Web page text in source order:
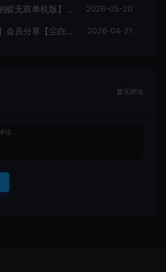
会员分享【天下无双蚂蚁无双单机版】最新整理单机版本 带GM命令后台 武侠怀旧网游 免虚拟机一键端 配套视频教学 2026-05-20
【已有更新亲测新版】会员分享【尘白单机版】二次元射击类网游单机版一键端 2026-04-21
暂无评论